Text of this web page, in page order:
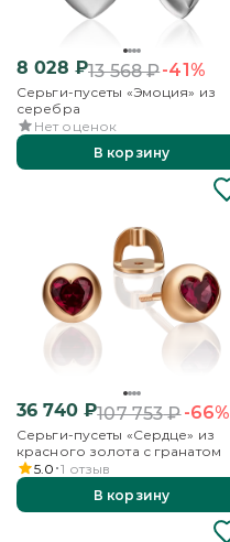
8 028 ₽13 568₽-41%
Серьги-пусеты «Эмоция» из
серебра
Нет оценок
В корзину
36 740₽107 753₽-66%
Серьги-пусеты «Сердце» из
красного золота с гранатом
5.0 1 отзыв
В корзину